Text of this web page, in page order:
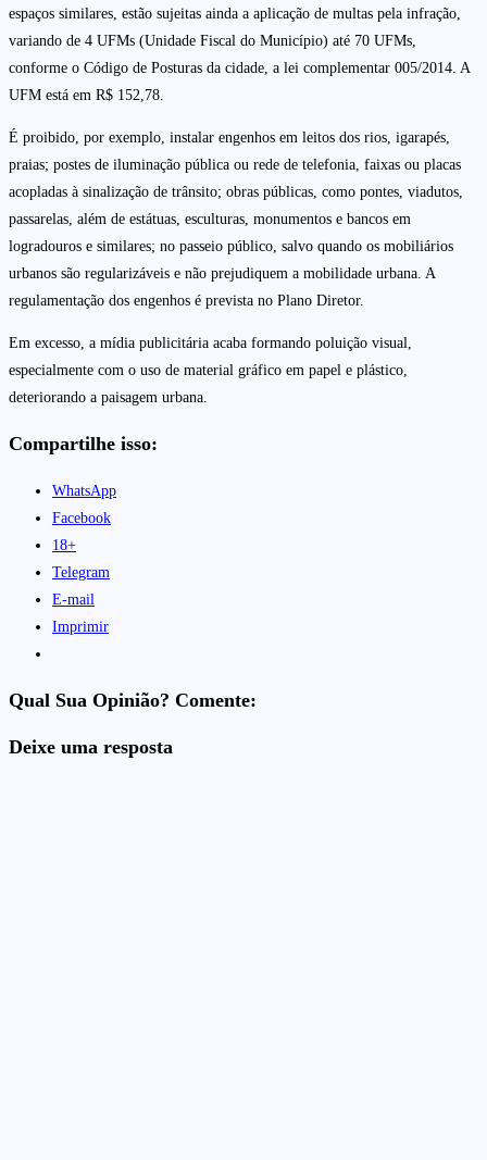
espaços similares, estão sujeitas ainda a aplicação de multas pela infração,
variando de 4 UFMs (Unidade Fiscal do Município) até 70 UFMs,
conforme o Código de Posturas da cidade, a lei complementar 005/2014. A
UFM está em R$ 152,78.
É proibido, por exemplo, instalar engenhos em leitos dos rios, igarapés,
praias; postes de iluminação pública ou rede de telefonia, faixas ou placas
acopladas à sinalização de trânsito; obras públicas, como pontes, viadutos,
passarelas, além de estátuas, esculturas, monumentos e bancos em
logradouros e similares; no passeio público, salvo quando os mobiliários
urbanos são regularizáveis e não prejudiquem a mobilidade urbana. A
regulamentação dos engenhos é prevista no Plano Diretor.
Em excesso, a mídia publicitária acaba formando poluição visual,
especialmente com o uso de material gráfico em papel e plástico,
deteriorando a paisagem urbana.
Compartilhe isso:
WhatsApp
Facebook
18+
Telegram
E-mail
Imprimir
Qual Sua Opinião? Comente:
Deixe uma resposta